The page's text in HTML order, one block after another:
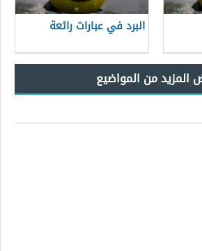
البرد في عبارات رائعة